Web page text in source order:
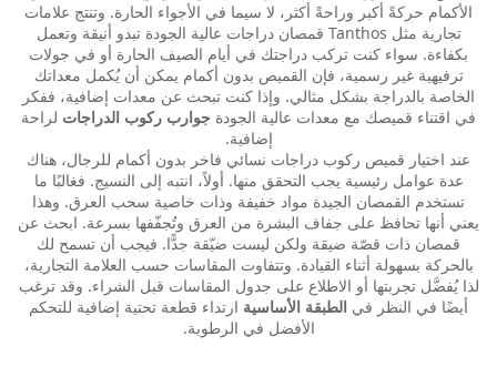
الأكمام حركةً أكبر وراحةً أكثر، لا سيما في الأجواء الحارة. وتنتج علامات
تجارية مثل Tanthos قمصان دراجات عالية الجودة تبدو أنيقة وتعمل
بكفاءة. سواء كنت تركب دراجتك في أيام الصيف الحارة أو في جولات
ترفيهية غير رسمية، فإن القميص بدون أكمام يمكن أن يُكمل معداتك
الخاصة بالدراجة بشكل مثالي. وإذا كنت تبحث عن معدات إضافية، ففكر
في اقتناء قميصك مع معدات عالية الجودة جوارب ركوب الدراجات لراحة
إضافية.
عند اختيار قميص ركوب دراجات نسائي فاخر بدون أكمام للرجال، هناك
عدة عوامل رئيسية يجب التحقق منها. أولاً، انتبه إلى النسيج. فغالبًا ما
تستخدم القمصان الجيدة مواد خفيفة وذات خاصية سحب العرق. وهذا
يعني أنها تحافظ على جفاف البشرة من العرق وتُجفّفها بسرعة. ابحث عن
قمصان ذات قصّة ضيقة ولكن ليست ضيّقة جدًّا. فيجب أن تسمح لك
بالحركة بسهولة أثناء القيادة. وتتفاوت المقاسات حسب العلامة التجارية،
لذا يُفضَّل تجربتها أو الاطلاع على جدول المقاسات قبل الشراء. وقد ترغب
أيضًا في النظر في الطبقة الأساسية ارتداء قطعة تحتية إضافية للتحكم
الأفضل في الرطوبة.